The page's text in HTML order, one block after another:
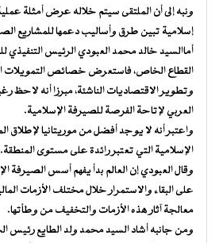
ونبه إلى أن الملتقى سيتم خلاله عرض أمثلة
إسلامية تبين طرق وأساليب دعمها للمشاريع
أماالسيد خالد محمد العبودي الرئيس التنفيذي
القطاع الخاص، فاستعرض خصائص التمويلات
وتطوير الاقتصاديات الناشئة، مبرزا أنه لاحظ
العربي لإتاحة الفرصة للصيرفة الإسلامية.
واعتبر أنه لا يوجد أفضل من موريتانيا لإطلاق
الإسلامية التي تعتبر رائدة على مستوى المنطقة.
وقال العبودي إن العالم بدأ يفهم أسس الصيرفة
على البقاء والاستمرار خلال مختلف الأزمات
معالجة آثار هذه الأزمات والتخفيف من وطأتها.
ومن جانبه أشاد السيد محمد ولد الطايع رئيس